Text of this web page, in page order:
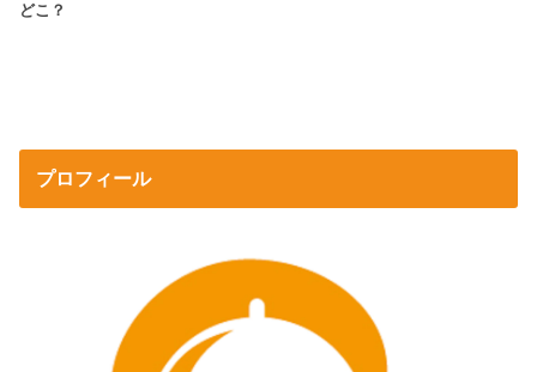
どこ？
プロフィール